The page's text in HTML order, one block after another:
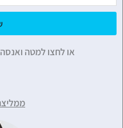
או לחצו למטה